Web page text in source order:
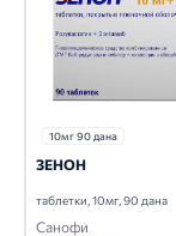
10мг 90 дана
ЗЕНОН
таблетки, 10мг, 90 дана
Санофи